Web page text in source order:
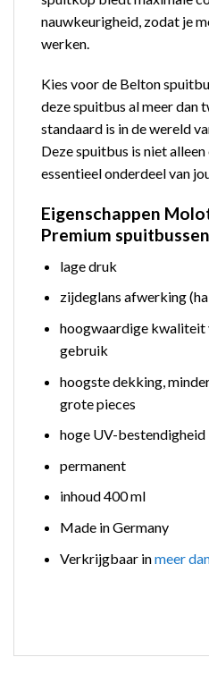
nauwkeurigheid, zodat je
werken.
Kies voor de Belton
deze spuitbus al meer dan
standaard is in de wereld
Deze spuitbus is niet alleen
essentieel onderdeel van
Eigenschappen
Premium spuitbussen
lage druk
zijdeglans afwerking
hoogwaardige kwaliteit
gebruik
hoogste dekking,
grote pieces
hoge UV-bestendigheid
permanent
inhoud 400 ml
Made in Germany
Verkrijgbaar inmeer